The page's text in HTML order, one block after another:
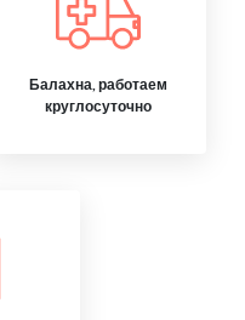
Балахна, работаем
круглосуточно